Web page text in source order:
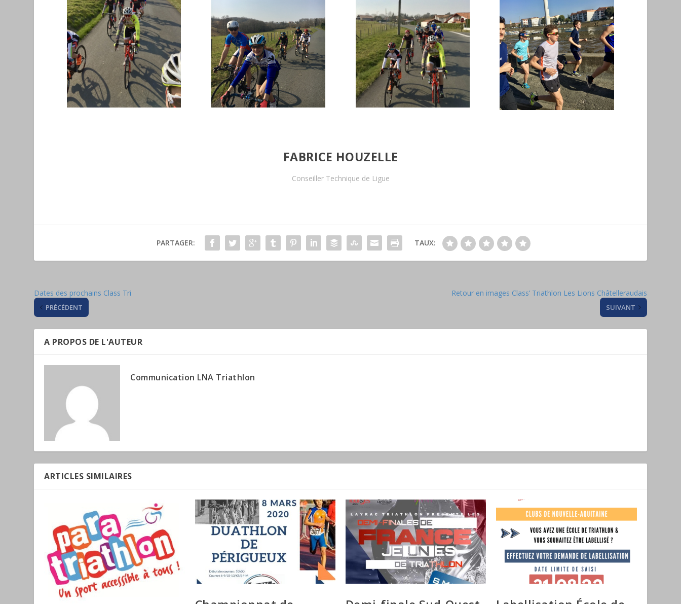
FABRICE HOUZELLE
Conseiller Technique de Ligue
PARTAGER: TAUX:
Dates des prochains Class Tri
PRÉCÉDENT
Retour en images Class’ Triathlon Les Lions Châtelleraudais
SUIVANT
A PROPOS DE L'AUTEUR
Communication LNA Triathlon
ARTICLES SIMILAIRES